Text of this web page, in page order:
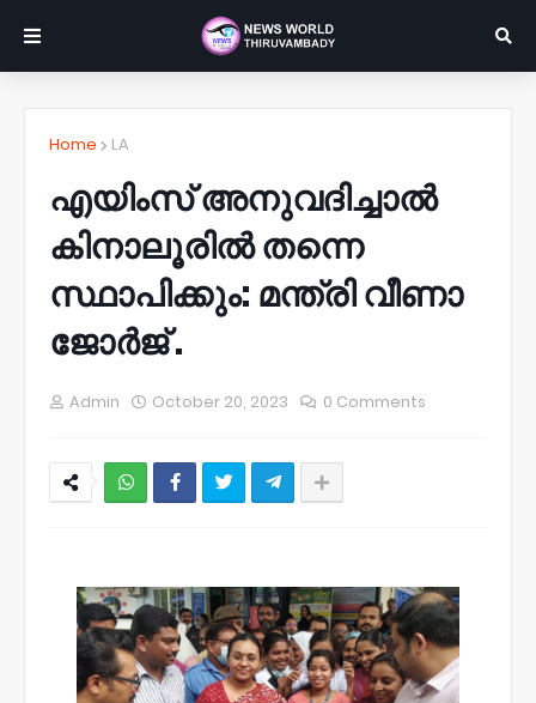
Home LA
എയിംസ് അനുവദിച്ചാൽ
കിനാലൂരിൽ‌ തന്നെ
സ്ഥാപിക്കും: മന്ത്രി വീണാ
ജോർജ് .
Admin October 20, 2023 0 Comments